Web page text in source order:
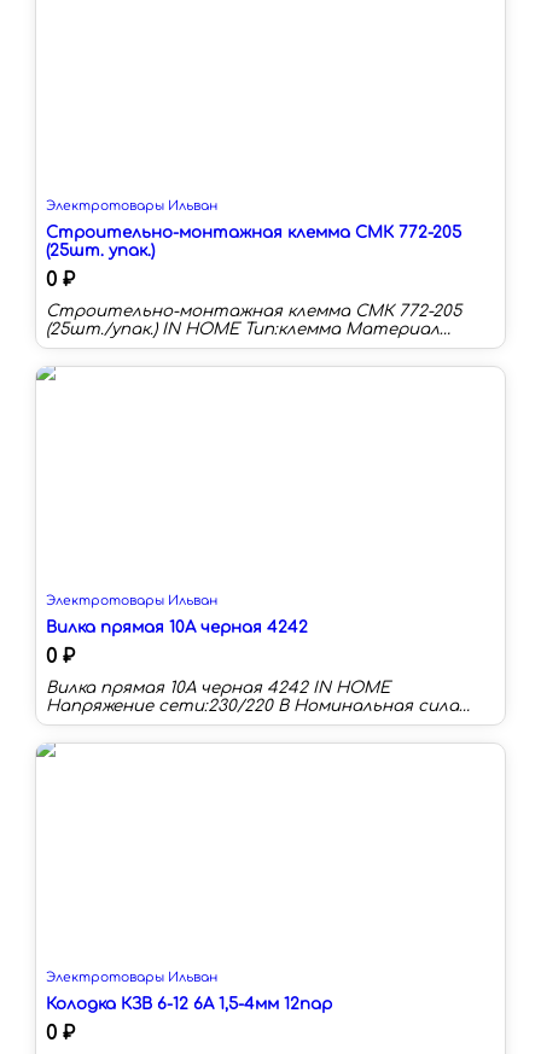
Электротовары Ильван
Строительно-монтажная клемма СМК 772-205
(25шт. упак.)
0 ₽
Строительно-монтажная клемма СМК 772-205
(25шт./упак.) IN HOME Тип:клемма Материал
корпуса:пластик Номинальный ток:32 А Наличие
изоляции:да Количество в упаковке:25 шт
Электротовары Ильван
Вилка прямая 10А черная 4242
0 ₽
Вилка прямая 10А черная 4242 IN HOME
Напряжение сети:230/220 В Номинальная сила
тока:10 А Материал корпуса:пластик Степень
защиты:IP44 Заземление:нет Тип:вилка евро
Электротовары Ильван
Колодка КЗВ 6-12 6А 1,5-4мм 12пар
0 ₽